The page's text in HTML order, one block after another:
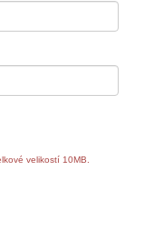
velikostí 10MB.